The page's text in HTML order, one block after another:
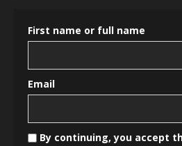
First name or full name
Email
By continuing, you accept